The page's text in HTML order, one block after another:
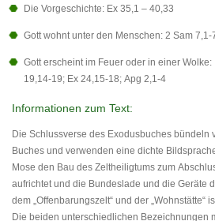
Die Vorgeschichte: Ex 35,1 – 40,33
Gott wohnt unter den Menschen: 2 Sam
Gott erscheint im Feuer oder in einer Wolke:
19,14-19; Ex 24,15-18; Apg 2,1-4
Informationen zum Text:
Die Schlussverse des Exodusbuches bündeln
Buches und verwenden eine dichte
Mose den Bau des Zeltheiligtums zum
aufrichtet und die Bundeslade und die Geräte
dem „Offenbarungszelt“ und der „Wohnstätte“
Die beiden unterschiedlichen Bezeichnungen